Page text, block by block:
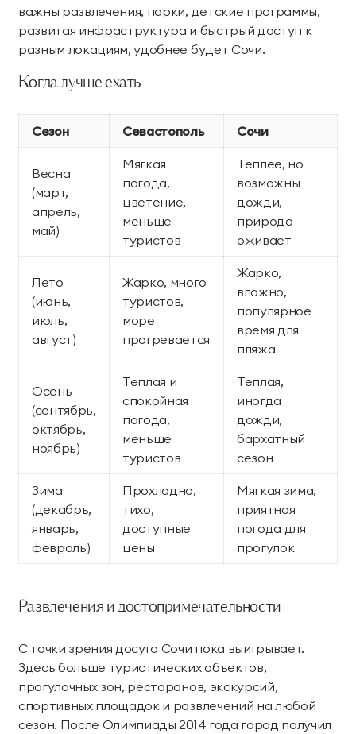
важны развлечения, парки, детские программы,
развитая инфраструктура и быстрый доступ к
разным локациям, удобнее будет Сочи.
Когда лучше ехать
Сезон Севастополь Сочи
Весна
(март,
апрель,
май)
Мягкая
погода,
цветение,
меньше
туристов
Теплее, но
возможны
дожди,
природа
оживает
Лето
(июнь,
июль,
август)
Жарко, много
туристов,
море
прогревается
Жарко,
влажно,
популярное
время для
пляжа
Осень
(сентябрь,
октябрь,
ноябрь)
Теплая и
спокойная
погода,
меньше
туристов
Теплая,
иногда
дожди,
бархатный
сезон
Зима
(декабрь,
январь,
февраль)
Прохладно,
тихо,
доступные
цены
Мягкая зима,
приятная
погода для
прогулок
Развлечения и достопримечательности
С точки зрения досуга Сочи пока выигрывает.
Здесь больше туристических объектов,
прогулочных зон, ресторанов, экскурсий,
спортивных площадок и развлечений на любой
сезон. После Олимпиады 2014 года город получил